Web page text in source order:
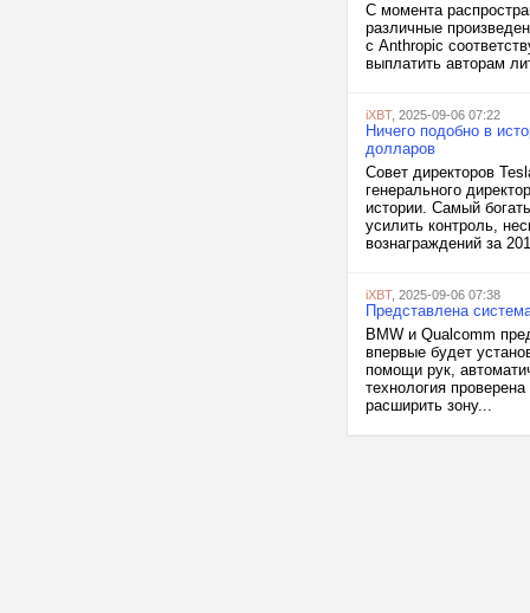
С момента
различные
с Anthropic
выплатить авторам
iXBT, 2025-09-06 07:22
Ничего подобно в
долларов
Совет директоров
генерального
истории. Самый
усилить контроль,
вознаграждений за
iXBT, 2025-09-06 07:38
Представлена
BMW и Qualcomm
впервые будет
помощи рук,
технология
расширить зону...